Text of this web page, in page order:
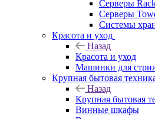
Серверы
Серверы
Системы
Красота и уход
Назад
Красота и уход
Машинки для
Крупная бытовая
Назад
Крупная бытовая
Винные шкафы